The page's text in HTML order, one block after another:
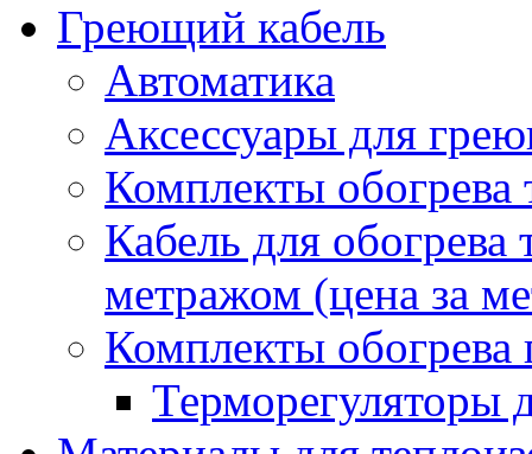
Греющий кабель
Автоматика
Аксессуары для
Комплекты обогрева
Кабель для обогрева
метражом (цена за
Комплекты обогрева
Терморегуляторы